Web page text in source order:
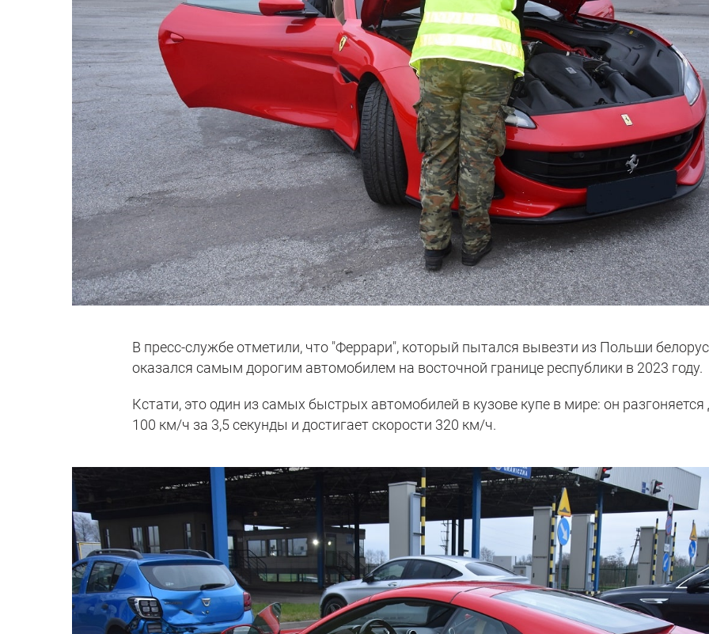
В пресс-службе отметили, что "Феррари", который пытался вывезти из Польши
оказался самым дорогим автомобилем на восточной границе республики в 2023 году.
Кстати, это один из самых быстрых автомобилей в кузове купе в мире: он разгоняется
100 км/ч за 3,5 секунды и достигает скорости 320 км/ч.